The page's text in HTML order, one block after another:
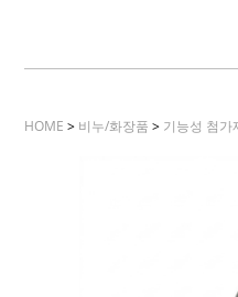
HOME > 비누/화장품 > 기능성 첨가